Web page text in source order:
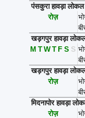
पंसकुरा हावड़ा लोकल
रोज़
खड़गपुर हावड़ा
M TWT F S S
खड़गपुर हावड़ा
रोज़
मिदनापोर हावड़ा
रोज़